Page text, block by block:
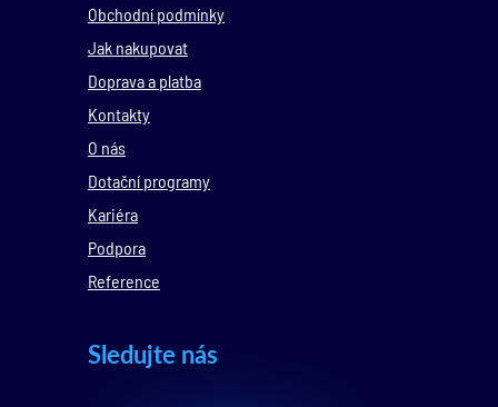
Obchodní podmínky
Jak nakupovat
Doprava a platba
Kontakty
O nás
Dotační programy
Kariéra
Podpora
Reference
Sledujte nás